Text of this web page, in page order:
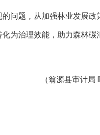
问题，从加强林业发展政
为治理效能，助力森林碳
（翁源县审